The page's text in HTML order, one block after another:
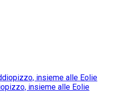
insieme alle Eolie